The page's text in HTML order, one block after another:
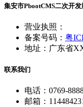
集安市PbootCMS二次开
营业执照：
备案号码： 粤
地址：广东省
联系我们
电话：0769-
邮箱：